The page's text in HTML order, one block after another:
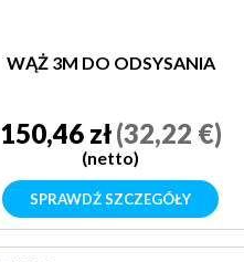
WĄŻ 3M DO ODSYSANIA
150,46 zł(32,22 €)
(netto)
SPRAWDŹ SZCZEGÓŁY